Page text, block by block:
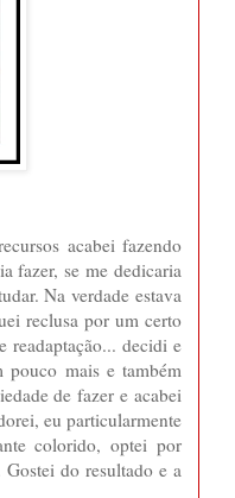
acabei fazendo
fazer, se me dedicaria
Na verdade estava
reclusa por um certo
readaptação... decidi e
pouco mais e também
de fazer e acabei
eu particularmente
colorido, optei por
do resultado e a